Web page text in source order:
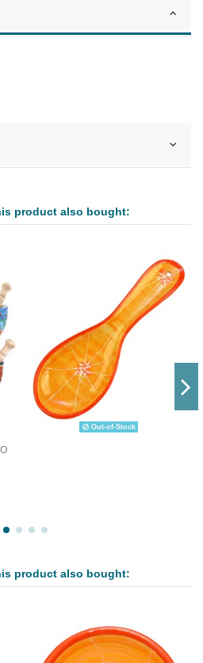
product also bought:
Out-of-Stock
product also bought: